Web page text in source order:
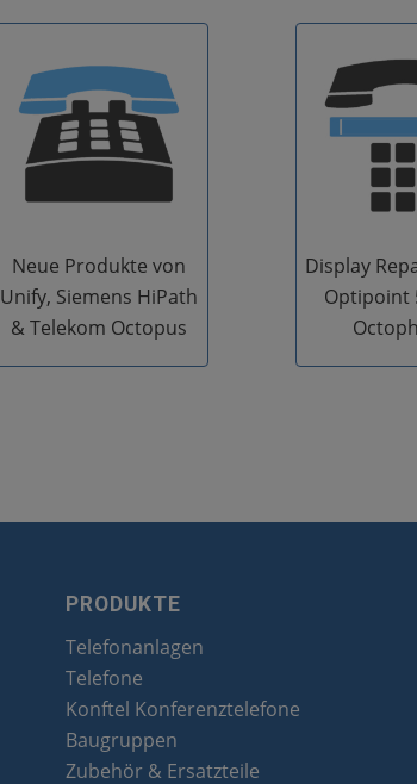
Neue Produkte von
Unify, Siemens HiPath
& Telekom Octopus
Display
Optipoint
PRODUKTE
Telefonanlagen
Telefone
Konftel Konferenztelefone
Baugruppen
Zubehör & Ersatzteile